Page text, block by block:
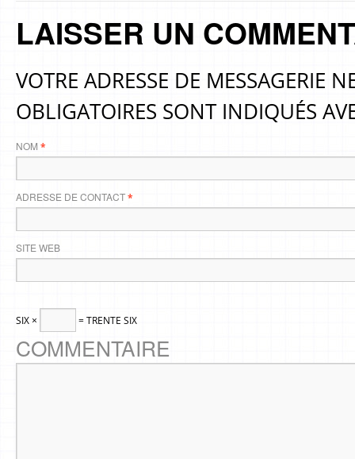
LAISSER UN
VOTRE ADRESSE DE MESSAGERIE
OBLIGATOIRES SONT INDIQUÉS
NOM *
ADRESSE DE CONTACT*
SITE WEB
SIX × = TRENTE SIX
COMMENTAIRE